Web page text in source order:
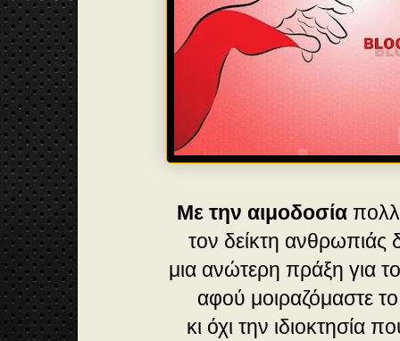
Με την αιμοδοσία
τον δείκτη ανθρωπιάς
μια ανώτερη πράξη για
αφού μοιραζόμαστε
κι όχι την ιδιοκτησία